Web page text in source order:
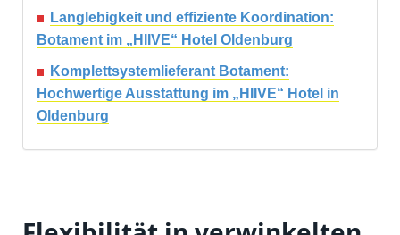
Langlebigkeit und effiziente Koordination:
Botament im „HIIVE“ Hotel Oldenburg
Komplettsystemlieferant Botament:
Hochwertige Ausstattung im „HIIVE“ Hotel in
Oldenburg